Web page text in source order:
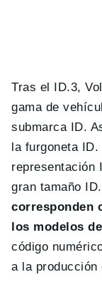
Tras el ID.3,
gama de
submarca ID.
la furgoneta
representación
gran tamaño
corresponden
los modelos
código
a la producción